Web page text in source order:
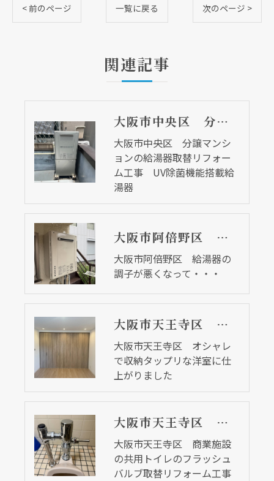
< 前のページ 一覧に戻る 次のページ >
関連記事
大阪市中央区 分譲マンションの給湯器取替リフォーム工事 UV除菌機能搭載給湯器
大阪市中央区 分譲マンシ
ョンの給湯器取替リフォー
ム工事 UV除菌機能搭載給
湯器
大阪市阿倍野区 給湯器の調子が悪くなって・・・
大阪市阿倍野区 給湯器の
調子が悪くなって・・・
大阪市天王寺区 オシャレで収納タップリな洋室に仕上がりました
大阪市天王寺区 オシャレ
で収納タップリな洋室に仕
上がりました
大阪市天王寺区 商業施設の共用トイレのフラッシュバルブ取替リフォーム工事
大阪市天王寺区 商業施設
の共用トイレのフラッシュ
バルブ取替リフォーム工事